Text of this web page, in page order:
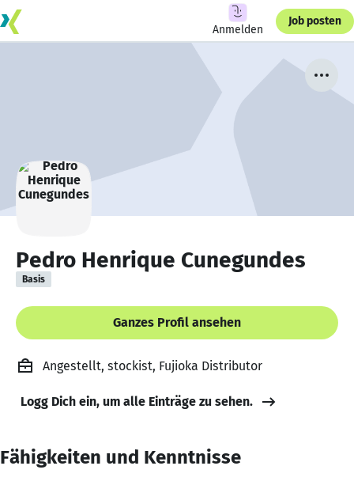
Anmelden
Job posten
Pedro Henrique Cunegundes
Basis
Ganzes Profil ansehen
Angestellt, stockist, Fujioka Distributor
Logg Dich ein, um alle Einträge zu sehen.
Fähigkeiten und Kenntnisse